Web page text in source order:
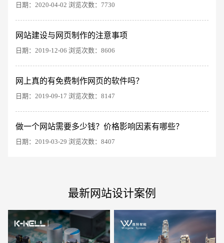
日期：2020-04-02 浏览次数：7730
网站建设与网页制作的注意事项
日期：2019-12-06 浏览次数：8606
网上真的有免费制作网页的软件吗？
日期：2019-09-17 浏览次数：8147
做一个网站需要多少钱？价格影响因素有哪些？
日期：2019-03-29 浏览次数：8407
最新网站设计案例